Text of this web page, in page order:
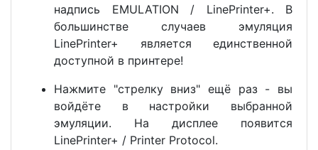
надпись EMULATION / LinePrinter+. В
большинстве случаев эмуляция
LinePrinter+ является единственной
доступной в принтере!
Нажмите "стрелку вниз" ещё раз - вы
войдёте в настройки выбранной
эмуляции. На дисплее появится
LinePrinter+ / Printer Protocol.